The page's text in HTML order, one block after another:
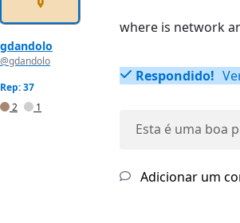
gdandolo
@gdandolo
Rep: 37
2
1
where is network
Respondido!
Esta é uma boa
Adicionar um